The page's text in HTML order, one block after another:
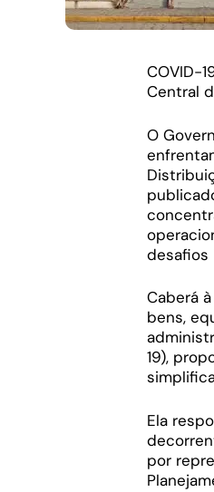
COVID-
Central
O
desafios
Caberá
bens,
19),
Ela
por